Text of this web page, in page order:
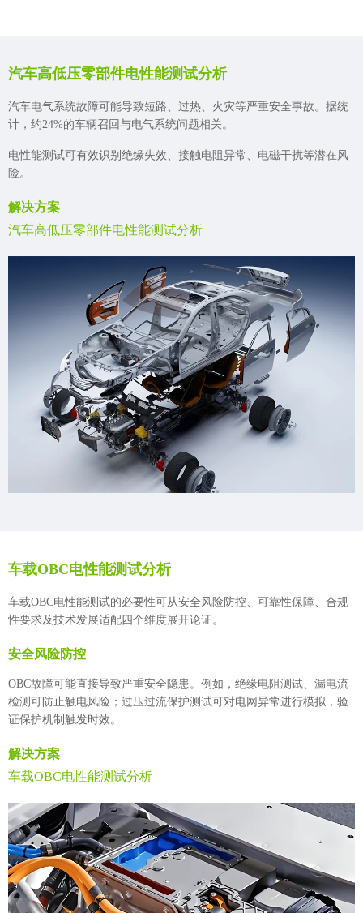
汽车高低压零部件电性能测试分析
汽车电气系统故障可能导致短路、过热、火灾等严重安全事故。据统
计，约24%的车辆召回与电气系统问题相关。
电性能测试可有效识别绝缘失效、接触电阻异常、电磁干扰等潜在风
险。
解决方案
汽车高低压零部件电性能测试分析
车载OBC电性能测试分析
车载OBC电性能测试的必要性可从安全风险防控、可靠性保障、合规
性要求及技术发展适配四个维度展开论证。
安全风险防控
OBC故障可能直接导致严重安全隐患。例如，绝缘电阻测试、漏电流
检测可防止触电风险；过压过流保护测试可对电网异常进行模拟，验
证保护机制触发时效。
解决方案
车载OBC电性能测试分析